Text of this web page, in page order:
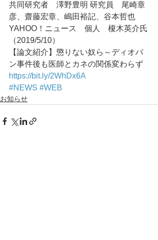
共同研究者　澤野豊明 研究員　尾崎章
彦、齋藤宏章、嶋田裕記、谷本哲也
YAHOO！ニュース　個人　榎木英介氏
（2019/5/10）
【論文紹介】懲りない奴ら～ディオバ
ン事件後も医師とカネの関係変わらず
https://bit.ly/2WhDx6A
#NEWS #WEB
お知らせ